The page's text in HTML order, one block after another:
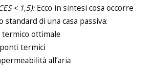
< 1,5):Ecco in sintesi cosa occorre
di una casa passiva:
ottimale
termici
all’aria